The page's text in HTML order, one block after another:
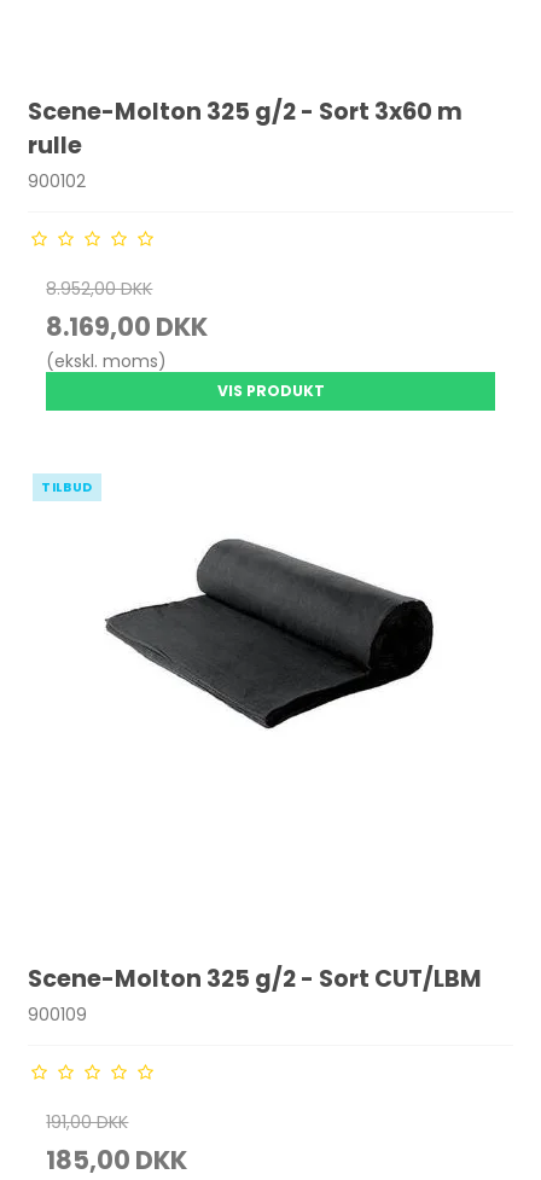
Scene-Molton 325 g/2 - Sort 3x60 m
rulle
900102
8.952,00 DKK
8.169,00 DKK
(ekskl. moms)
VIS PRODUKT
TILBUD
Scene-Molton 325 g/2 - Sort CUT/LBM
900109
191,00 DKK
185,00 DKK